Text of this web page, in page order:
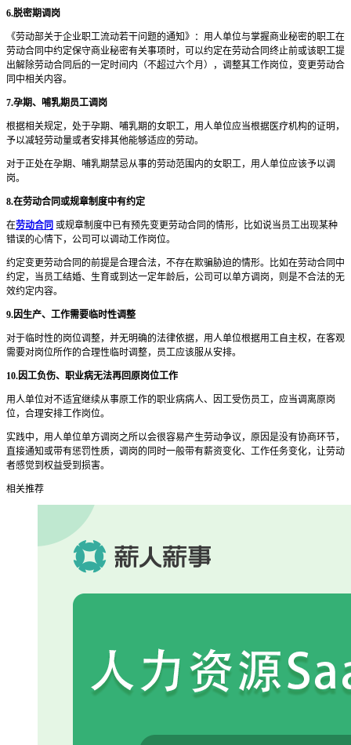
6.脱密期调岗
《劳动部关于企业职工流动若干问题的通知》：用人单位与掌握商业秘密的职工在
劳动合同中约定保守商业秘密有关事项时，可以约定在劳动合同终止前或该职工提
出解除劳动合同后的一定时间内（不超过六个月），调整其工作岗位，变更劳动合
同中相关内容。
7.孕期、哺乳期员工调岗
根据相关规定，处于孕期、哺乳期的女职工，用人单位应当根据医疗机构的证明，
予以减轻劳动量或者安排其他能够适应的劳动。
对于正处在孕期、哺乳期禁忌从事的劳动范围内的女职工，用人单位应该予以调
岗。
8.在劳动合同或规章制度中有约定
在劳动合同 或规章制度中已有预先变更劳动合同的情形，比如说当员工出现某种
错误的心情下，公司可以调动工作岗位。
约定变更劳动合同的前提是合理合法，不存在欺骗胁迫的情形。比如在劳动合同中
约定，当员工结婚、生育或到达一定年龄后，公司可以单方调岗，则是不合法的无
效约定内容。
9.因生产、工作需要临时性调整
对于临时性的岗位调整，并无明确的法律依据，用人单位根据用工自主权，在客观
需要对岗位所作的合理性临时调整，员工应该服从安排。
10.因工负伤、职业病无法再回原岗位工作
用人单位对不适宜继续从事原工作的职业病病人、因工受伤员工，应当调离原岗
位，合理安排工作岗位。
实践中，用人单位单方调岗之所以会很容易产生劳动争议，原因是没有协商环节，
直接通知或带有惩罚性质，调岗的同时一般带有薪资变化、工作任务变化，让劳动
者感觉到权益受到损害。
相关推荐